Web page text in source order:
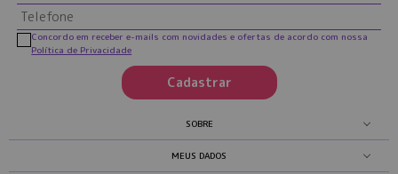
Cadastrar
Concordo em receber e-mails com novidades e ofertas de acordo com nossa
Política de Privacidade
SOBRE
MEUS DADOS